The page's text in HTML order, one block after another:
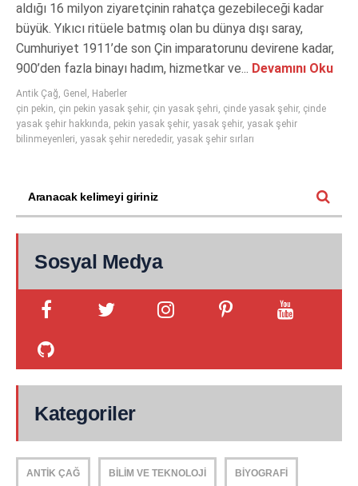
aldığı 16 milyon ziyaretçinin rahatça gezebileceği kadar
büyük. Yıkıcı ritüele batmış olan bu dünya dışı saray,
Cumhuriyet 1911’de son Çin imparatorunu devirene kadar,
900’den fazla binayı hadım, hizmetkar ve... Devamını Oku
Antik Çağ, Genel , Haberler
çin pekin, çin pekin yasak şehir, çin yasak şehri, çinde yasak şehir, çinde
yasak şehir hakkında, pekin yasak şehir, yasak şehir, yasak şehir
bilinmeyenleri, yasak şehir nerededir, yasak şehir sırları
Sosyal Medya
Kategoriler
ANTIK ÇAĞ BILIM VE TEKNOLOJI BIYOGRAFI